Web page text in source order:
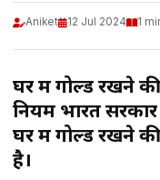
Aniket 12 Jul 2024 1
घर में गोल्ड रखने
नियम भारत
घर में गोल्ड रखने
है।